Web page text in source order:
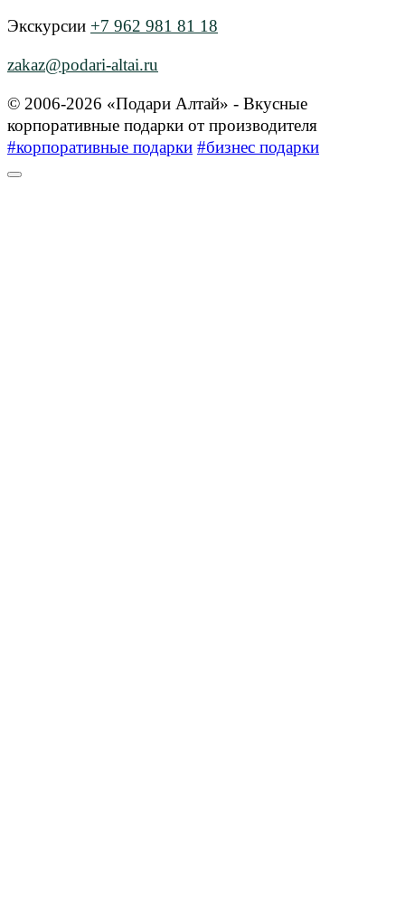
Экскурсии +7 962 981 81 18
zakaz@podari-altai.ru
© 2006-2026 «Подари Алтай» - Вкусные
корпоративные подарки от производителя
#корпоративные подарки #бизнес подарки